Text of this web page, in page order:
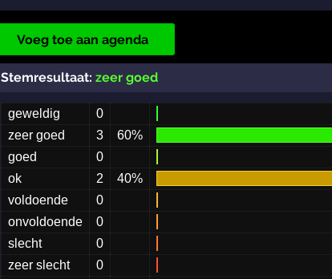
Voeg toe aan agenda
Stemresultaat: zeer goed
geweldig
0
zeer goed
3
60%
goed
0
ok
2
40%
voldoende
0
onvoldoende
0
slecht
0
zeer slecht
0